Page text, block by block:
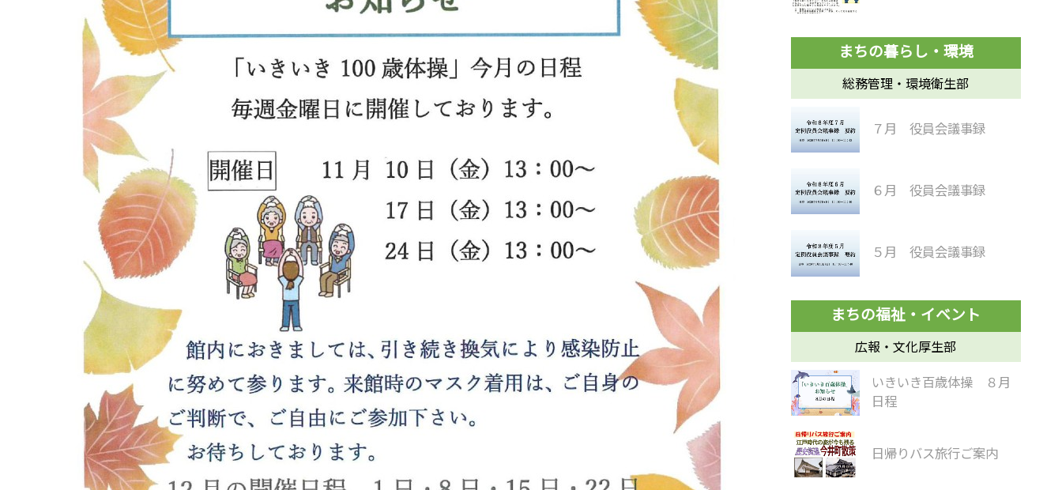
総務管理・環境衛生部
７月 役員会議事録
６月 役員会議事録
５月 役員会議事録
広報・文化厚生部
いきいき百歳体操 ８月
日程
日帰りバス旅行ご案内